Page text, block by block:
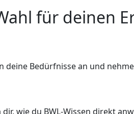
für deinen
deine Bedürfnisse an und
wie du BWL-Wissen direkt